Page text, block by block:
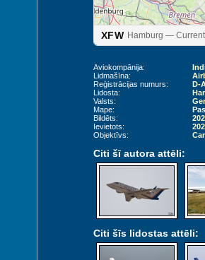
Bremen (BRE)
XFW Hamburg —
Aviokompānija:
Lidmašīna:
Reģistrācijas numurs:
D-
Lidosta:
Valsts:
Mape:
Bildēts:
Ievietots:
Objektīvs:
Citi šī autora attēli:
Citi šīs lidostas attēli: